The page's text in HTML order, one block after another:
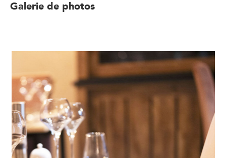
Galerie de photos